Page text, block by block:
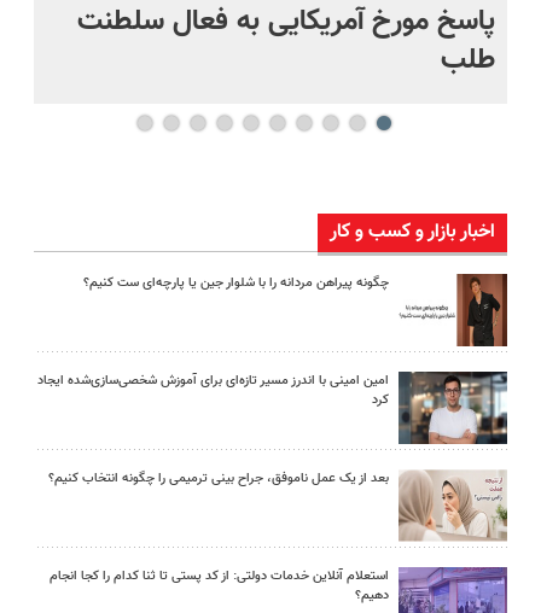
پاسخ مورخ آمریکایی به فعال سلطنت
طلب
اخبار بازار و کسب و کار
چگونه پیراهن مردانه را با شلوار جین یا پارچه‌ای ست کنیم؟
امین امینی با اندرز مسیر تازه‌ای برای آموزش شخصی‌سازی‌شده ایجاد
کرد
بعد از یک عمل ناموفق، جراح بینی ترمیمی را چگونه انتخاب کنیم؟
استعلام آنلاین خدمات دولتی: از کد پستی تا ثنا کدام را کجا انجام
دهیم؟